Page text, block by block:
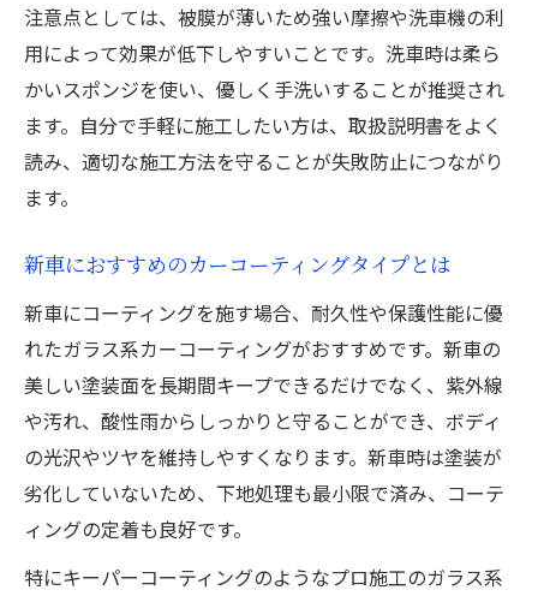
注意点としては、被膜が薄いため強い摩擦や洗車機の利
用によって効果が低下しやすいことです。洗車時は柔ら
かいスポンジを使い、優しく手洗いすることが推奨され
ます。自分で手軽に施工したい方は、取扱説明書をよく
読み、適切な施工方法を守ることが失敗防止につながり
ます。
新車におすすめのカーコーティングタイプとは
新車にコーティングを施す場合、耐久性や保護性能に優
れたガラス系カーコーティングがおすすめです。新車の
美しい塗装面を長期間キープできるだけでなく、紫外線
や汚れ、酸性雨からしっかりと守ることができ、ボディ
の光沢やツヤを維持しやすくなります。新車時は塗装が
劣化していないため、下地処理も最小限で済み、コーテ
ィングの定着も良好です。
特にキーパーコーティングのようなプロ施工のガラス系